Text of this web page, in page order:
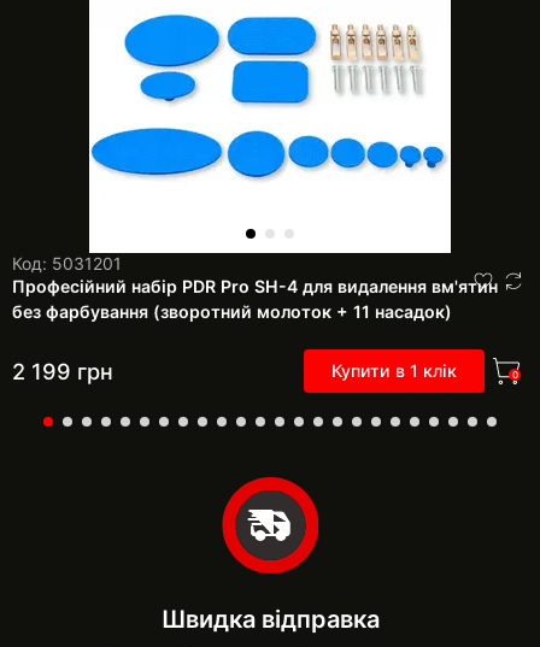
Код: 5031201
Професійний набір PDR Pro SH-4 для видалення вм'ятин
без фарбування (зворотний молоток + 11 насадок)
2 199 грн Купити в 1 клік 0
Швидка відправка